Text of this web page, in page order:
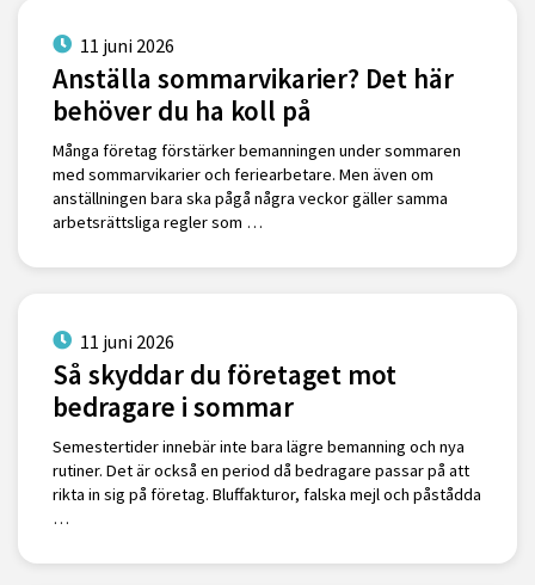
11 juni 2026
Anställa sommarvikarier? Det här
behöver du ha koll på
Många företag förstärker bemanningen under sommaren
med sommarvikarier och feriearbetare. Men även om
anställningen bara ska pågå några veckor gäller samma
arbetsrättsliga regler som …
11 juni 2026
Så skyddar du företaget mot
bedragare i sommar
Semestertider innebär inte bara lägre bemanning och nya
rutiner. Det är också en period då bedragare passar på att
rikta in sig på företag. Bluffakturor, falska mejl och påstådda
…